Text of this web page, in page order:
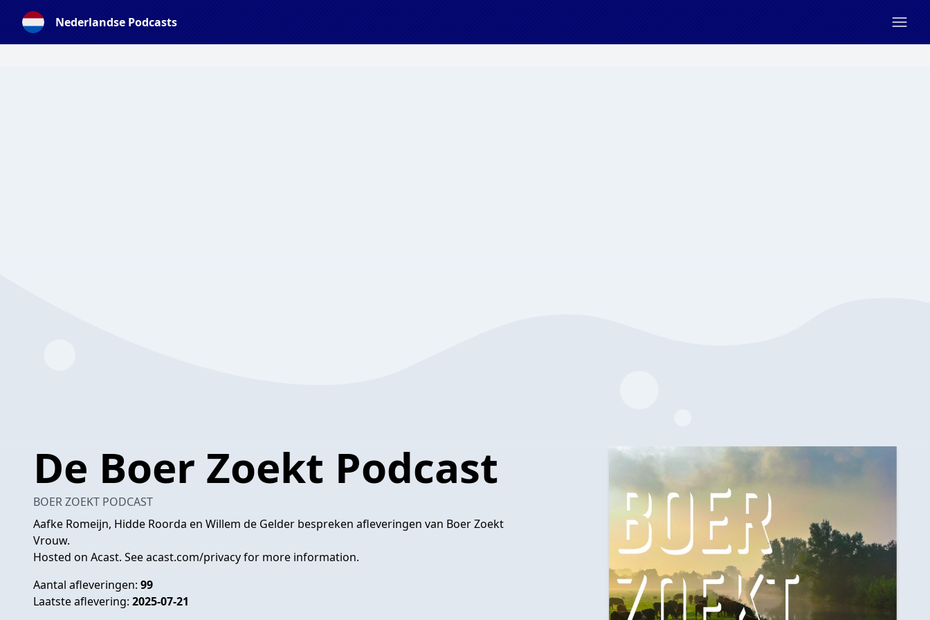
Nederlandse Podcasts
De Boer Zoekt Podcast
BOER ZOEKT PODCAST
Aafke Romeijn, Hidde Roorda en Willem de Gelder bespreken afleveringen van Boer Zoekt
Vrouw.
Hosted on Acast. Seeacast.com/privacyfor more information.
Aantal afleveringen: 99
Laatste aflevering: 2025-07-21